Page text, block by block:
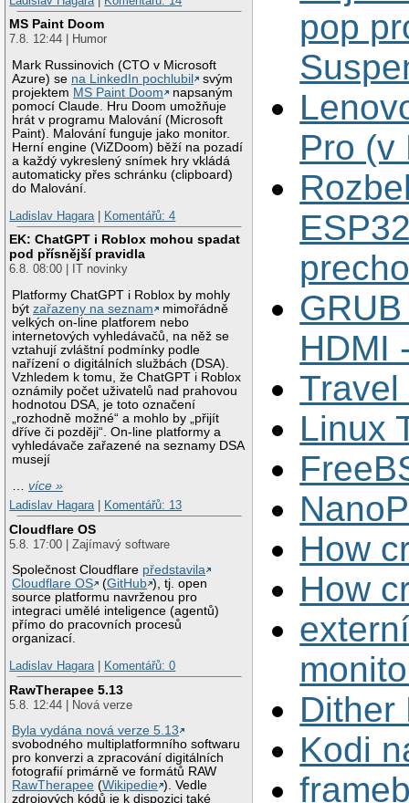
MS Paint Doom
7.8. 12:44 | Humor
Mark Russinovich (CTO v Microsoft
Azure) se na LinkedIn pochlubil
svým
projektem MS Paint Doom
napsaným
pomocí Claude. Hru Doom umožňuje
hrát v programu Malování (Microsoft
Paint). Malování funguje jako monitor.
Herní engine (ViZDoom) běží na pozadí
a každý vykreslený snímek hry vkládá
automaticky přes schránku (clipboard)
do Malování.
Ladislav Hagara | Komentářů: 4
EK: ChatGPT i Roblox mohou spadat
pod přísnější pravidla
6.8. 08:00 | IT novinky
Platformy ChatGPT i Roblox by mohly
býtzařazeny na seznam
mimořádně
velkých on-line platforem nebo
internetových vyhledávačů, na něž se
vztahují zvláštní podmínky podle
nařízení o digitálních službách (DSA).
Vzhledem k tomu, že ChatGPT i Roblox
oznámily počet uživatelů nad prahovou
hodnotou DSA, je toto označení
„rozhodně možné“ a mohlo by „přijít
dříve či později“. On-line platformy a
vyhledávače zařazené na seznamy DSA
musejí
…více »
Ladislav Hagara| Komentářů: 13
Cloudflare OS
5.8. 17:00 | Zajímavý software
Společnost Cloudflare představila
Cloudflare OS
(GitHub ), tj. open
source platformu navrženou pro
integraci umělé inteligence (agentů)
přímo do pracovních procesů
organizací.
Ladislav Hagara| Komentářů: 0
RawTherapee 5.13
5.8. 12:44 | Nová verze
Byla vydána nová verze 5.13
svobodného multiplatformního softwaru
pro konverzi a zpracování digitálních
fotografií primárně ve formátů RAW
RawTherapee (Wikipedie ). Vedle
zdrojových kódů je k dispozici také
pop
Pro (v
HDMI
Travel
Linux
How
How
Dither
Kodi